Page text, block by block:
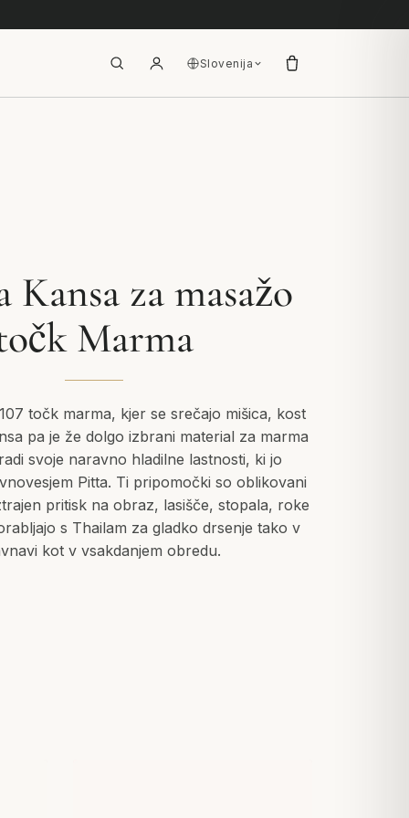
Slovenija
Kansa za masažo
Marma
točk marma, kjer se srečajo mišica, kost
pa je že dolgo izbrani material za marma
svoje naravno hladilne lastnosti, ki jo
Pitta. Ti pripomočki so oblikovani
pritisk na obraz, lasišče, stopala, roke
s Thailam za gladko drsenje tako v
kot v vsakdanjem obredu.